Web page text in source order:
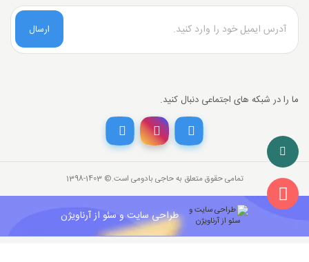
تخفیف خرید نقدی
با انتخاب درگاه پرداخت حاجی بادومی از 3% خرید نقدی تخفیف بگیرید.
قیمت جدید کالا
با احتساب تخفیف 841,142
ارسال
ما را در شبکه های اجتماعی دنبال کنید.
تمامی حقوق متعلق به حاجی بادومی است.©‏ 1398-1403
طراحی سایت و سئو از آرناویژن